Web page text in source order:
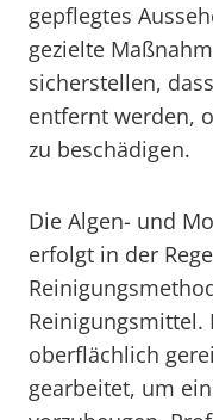
gepflegtes
gezielte
sicherstellen,
entfernt werden,
zu beschädigen.
Die Algen- und
erfolgt in der
oberflächlich
gearbeitet, um